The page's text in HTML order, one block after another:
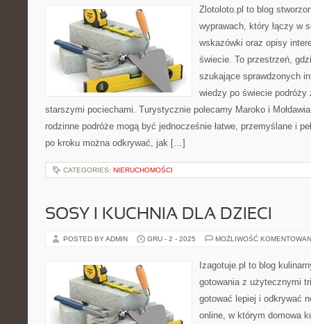
Zlotoloto.pl to blog
wyprawach, który łączy w
wskazówki oraz opisy
świecie. To przestrzeń,
szukające sprawdzonych
wiedzy po świecie podróży
starszymi pociechami. Turystycznie polecamy Maroko i
rodzinne podróże mogą być jednocześnie łatwe, przemyślane i
po kroku można odkrywać, jak […]
CATEGORIES: NIERUCHOMOŚCI
SOSY I KUCHNIA DLA DZIECI
POSTED BY ADMIN GRU - 2 - 2025 MOŻLIWOŚĆ
Izagotuje.pl to blog
gotowania z użytecznymi
gotować lepiej i odkrywać
online, w którym domowa